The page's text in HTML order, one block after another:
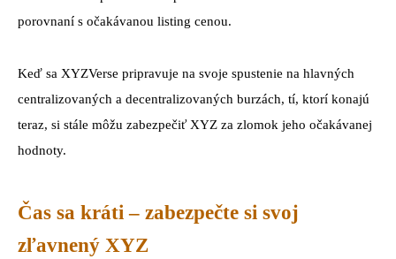
porovnaní s očakávanou listing cenou.
Keď sa XYZVerse pripravuje na svoje spustenie na hlavných
centralizovaných a decentralizovaných burzách, tí, ktorí konajú
teraz, si stále môžu zabezpečiť XYZ za zlomok jeho očakávanej
hodnoty.
Čas sa kráti – zabezpečte si svoj
zľavnený XYZ